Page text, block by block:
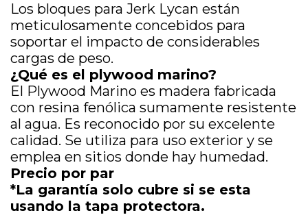
Los bloques para Jerk Lycan están
meticulosamente concebidos para
soportar el impacto de considerables
cargas de peso.
¿Qué es el plywood marino?
El Plywood Marino es madera fabricada
con resina fenólica sumamente resistente
al agua. Es reconocido por su excelente
calidad. Se utiliza para uso exterior y se
emplea en sitios donde hay humedad.
Precio por par
*La garantía solo cubre si se esta
usando la tapa protectora.